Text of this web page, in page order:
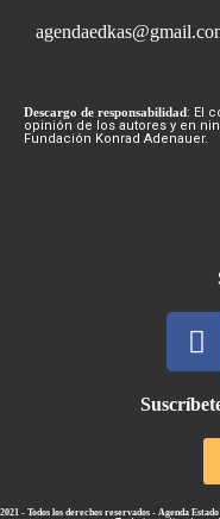
Descargo de responsabilidad: El
opinión de los autores y en
Fundación Konrad Adenauer.
2021 - Todos los derechos reservados - Agenda